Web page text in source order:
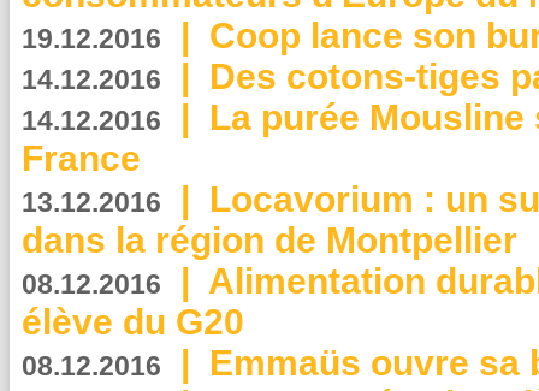
19.12.2016 | Coop lance son
14.12.2016 | Des cotons-tiges
14.12.2016 | La purée
France
13.12.2016 | Locavorium : un
dans la région de Montpellier
08.12.2016 | Alimentation
élève du G20
08.12.2016 | Emmaüs ouvre sa